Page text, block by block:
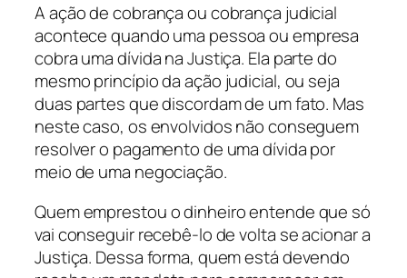
A ação de cobrança ou cobrança judicial
acontece quando uma pessoa ou empresa
cobra uma dívida na Justiça. Ela parte do
mesmo princípio da ação judicial, ou seja
duas partes que discordam de um fato. Mas
neste caso, os envolvidos não conseguem
resolver o pagamento de uma dívida por
meio de uma negociação.
Quem emprestou o dinheiro entende que só
vai conseguir recebê-lo de volta se acionar a
Justiça. Dessa forma, quem está devendo